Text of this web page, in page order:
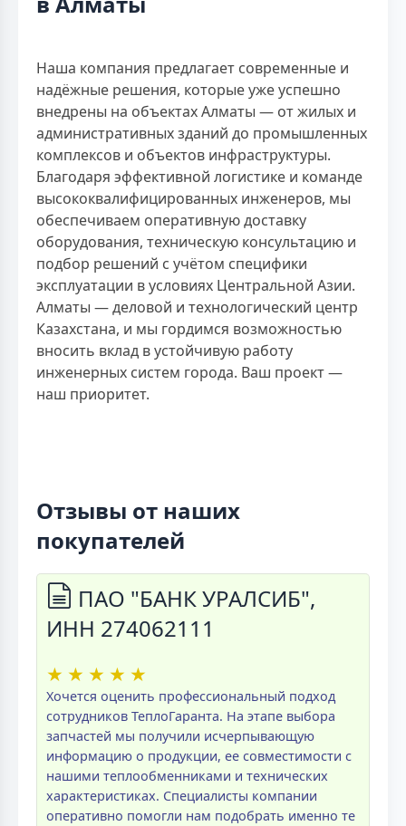
Наша компания предлагает современные и
надёжные решения, которые уже успешно
внедрены на объектах Алматы — от жилых и
административных зданий до промышленных
комплексов и объектов инфраструктуры.
Благодаря эффективной логистике и команде
высококвалифицированных инженеров, мы
обеспечиваем оперативную доставку
оборудования, техническую консультацию и
подбор решений с учётом специфики
эксплуатации в условиях Центральной Азии.
Алматы — деловой и технологический центр
Казахстана, и мы гордимся возможностью
вносить вклад в устойчивую работу
инженерных систем города. Ваш проект —
наш приоритет.
Отзывы от наших
покупателей
ПАО "БАНК УРАЛСИБ",
ИНН 274062111
★ ★ ★ ★ ★
Хочется оценить профессиональный подход
сотрудников ТеплоГаранта. На этапе выбора
запчастей мы получили исчерпывающую
информацию о продукции, ее совместимости с
нашими теплообменниками и технических
характеристиках. Специалисты компании
оперативно помогли нам подобрать именно те